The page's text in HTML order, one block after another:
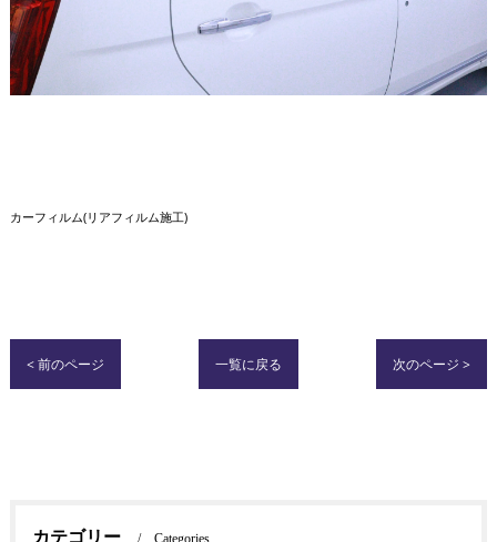
カーフィルム(リアフィルム施工)
< 前のページ 一覧に戻る 次のページ >
カテゴリー